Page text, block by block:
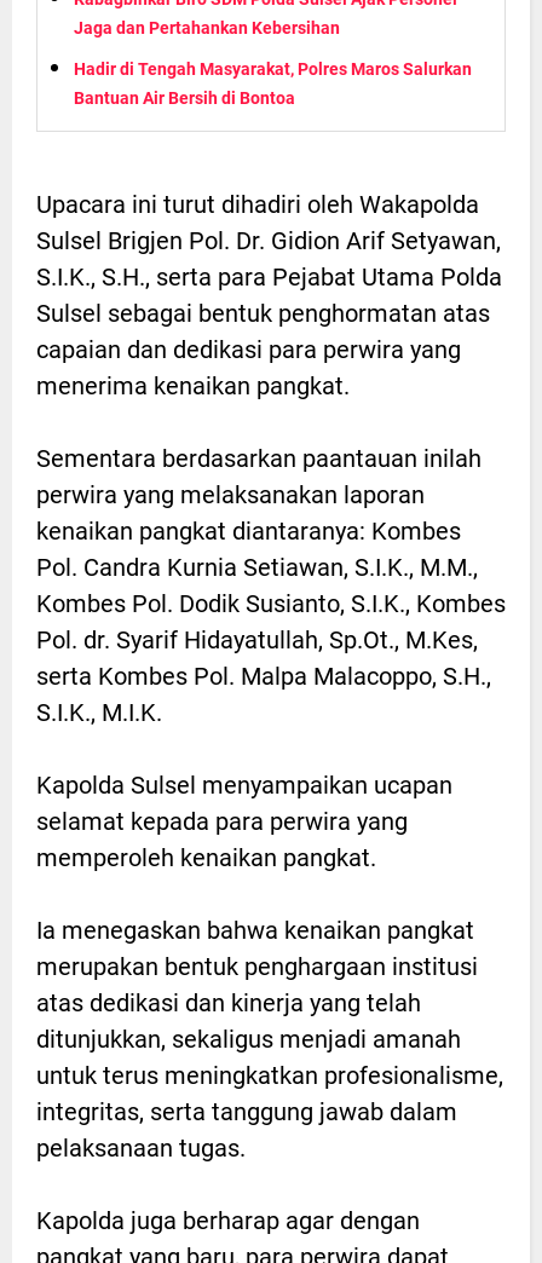
Jaga dan Pertahankan Kebersihan
Hadir di Tengah Masyarakat, Polres Maros Salurkan
Bantuan Air Bersih di Bontoa
Upacara ini turut dihadiri oleh Wakapolda
Sulsel Brigjen Pol. Dr. Gidion Arif Setyawan,
S.I.K., S.H., serta para Pejabat Utama Polda
Sulsel sebagai bentuk penghormatan atas
capaian dan dedikasi para perwira yang
menerima kenaikan pangkat.
Sementara berdasarkan paantauan inilah
perwira yang melaksanakan laporan
kenaikan pangkat diantaranya: Kombes
Pol. Candra Kurnia Setiawan, S.I.K., M.M.,
Kombes Pol. Dodik Susianto, S.I.K., Kombes
Pol. dr. Syarif Hidayatullah, Sp.Ot., M.Kes,
serta Kombes Pol. Malpa Malacoppo, S.H.,
S.I.K., M.I.K.
Kapolda Sulsel menyampaikan ucapan
selamat kepada para perwira yang
memperoleh kenaikan pangkat.
Ia menegaskan bahwa kenaikan pangkat
merupakan bentuk penghargaan institusi
atas dedikasi dan kinerja yang telah
ditunjukkan, sekaligus menjadi amanah
untuk terus meningkatkan profesionalisme,
integritas, serta tanggung jawab dalam
pelaksanaan tugas.
Kapolda juga berharap agar dengan
pangkat yang baru, para perwira dapat